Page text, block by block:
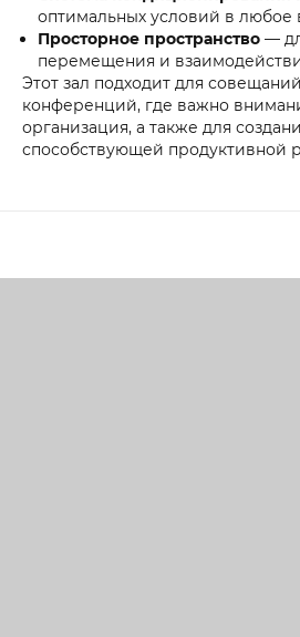
оптимальных условий в любое
Просторное пространство —
перемещения и
Этот зал подходит для
конференций, где важно
организация, а также для
способствующей продуктивной